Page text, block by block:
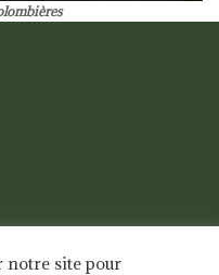
notre site pour